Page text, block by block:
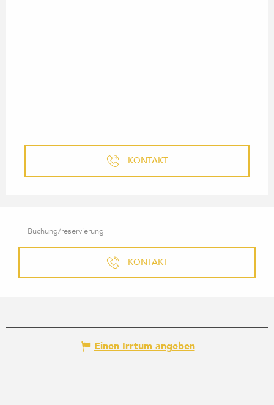
KONTAKT
Buchung/reservierung
KONTAKT
Einen Irrtum angeben